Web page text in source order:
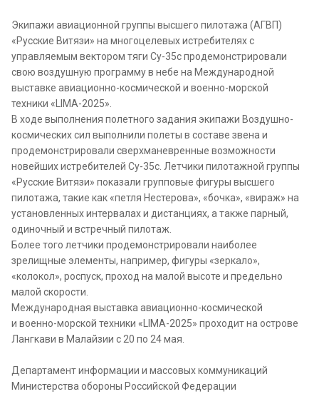
Экипажи авиационной группы высшего пилотажа (АГВП)
«Русские Витязи» на многоцелевых истребителях с
управляемым вектором тяги Су-35с продемонстрировали
свою воздушную программу в небе на Международной
выставке авиационно-космической и военно-морской
техники «LIMA-2025».
В ходе выполнения полетного задания экипажи Воздушно-
космических сил выполнили полеты в составе звена и
продемонстрировали сверхманевренные возможности
новейших истребителей Су-35с. Летчики пилотажной группы
«Русские Витязи» показали групповые фигуры высшего
пилотажа, такие как «петля Нестерова», «бочка», «вираж» на
установленных интервалах и дистанциях, а также парный,
одиночный и встречный пилотаж.
Более того летчики продемонстрировали наиболее
зрелищные элементы, например, фигуры «зеркало»,
«колокол», роспуск, проход на малой высоте и предельно
малой скорости.
Международная выставка авиационно-космической
и военно-морской техники «LIMA-2025» проходит на острове
Лангкави в Малайзии с 20 по 24 мая.
Департамент информации и массовых коммуникаций
Министерства обороны Российской Федерации